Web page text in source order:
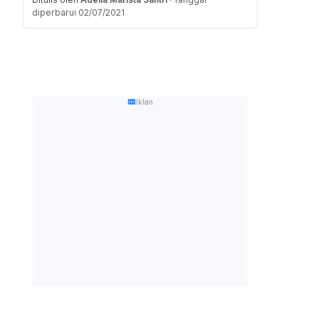
diperbarui 02/07/2021
Iklan